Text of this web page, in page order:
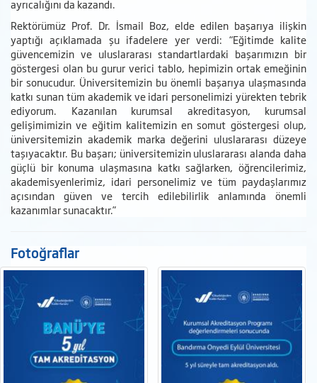
ayrıcalığını da kazandı.
Rektörümüz Prof. Dr. İsmail Boz, elde edilen başarıya ilişkin
yaptığı açıklamada şu ifadelere yer verdi: “Eğitimde kalite
güvencemizin ve uluslararası standartlardaki başarımızın bir
göstergesi olan bu gurur verici tablo, hepimizin ortak emeğinin
bir sonucudur. Üniversitemizin bu önemli başarıya ulaşmasında
katkı sunan tüm akademik ve idari personelimizi yürekten tebrik
ediyorum. Kazanılan kurumsal akreditasyon, kurumsal
gelişimimizin ve eğitim kalitemizin en somut göstergesi olup,
üniversitemizin akademik marka değerini uluslararası düzeye
taşıyacaktır. Bu başarı; üniversitemizin uluslararası alanda daha
güçlü bir konuma ulaşmasına katkı sağlarken, öğrencilerimiz,
akademisyenlerimiz, idari personelimiz ve tüm paydaşlarımız
açısından güven ve tercih edilebilirlik anlamında önemli
kazanımlar sunacaktır.”
Fotoğraflar